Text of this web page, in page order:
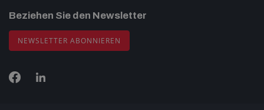
Beziehen Sie den Newsletter
NEWSLETTER ABONNIEREN